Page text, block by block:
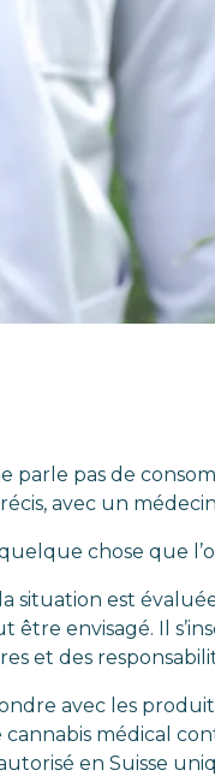
parle pas de
avec un
chose que
situation est
envisagé. Il
et des
avec les
cannabis médical
en Suisse